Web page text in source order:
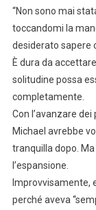
“Non sono mai
toccandomi la
desiderato sapere
È dura da
solitudine possa
completamente.
Con l’avanzare
Michael avrebbe
tranquilla dopo.
l’espansione.
Improvvisamente,
perché aveva